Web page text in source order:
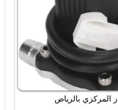
المركزي بالرياض